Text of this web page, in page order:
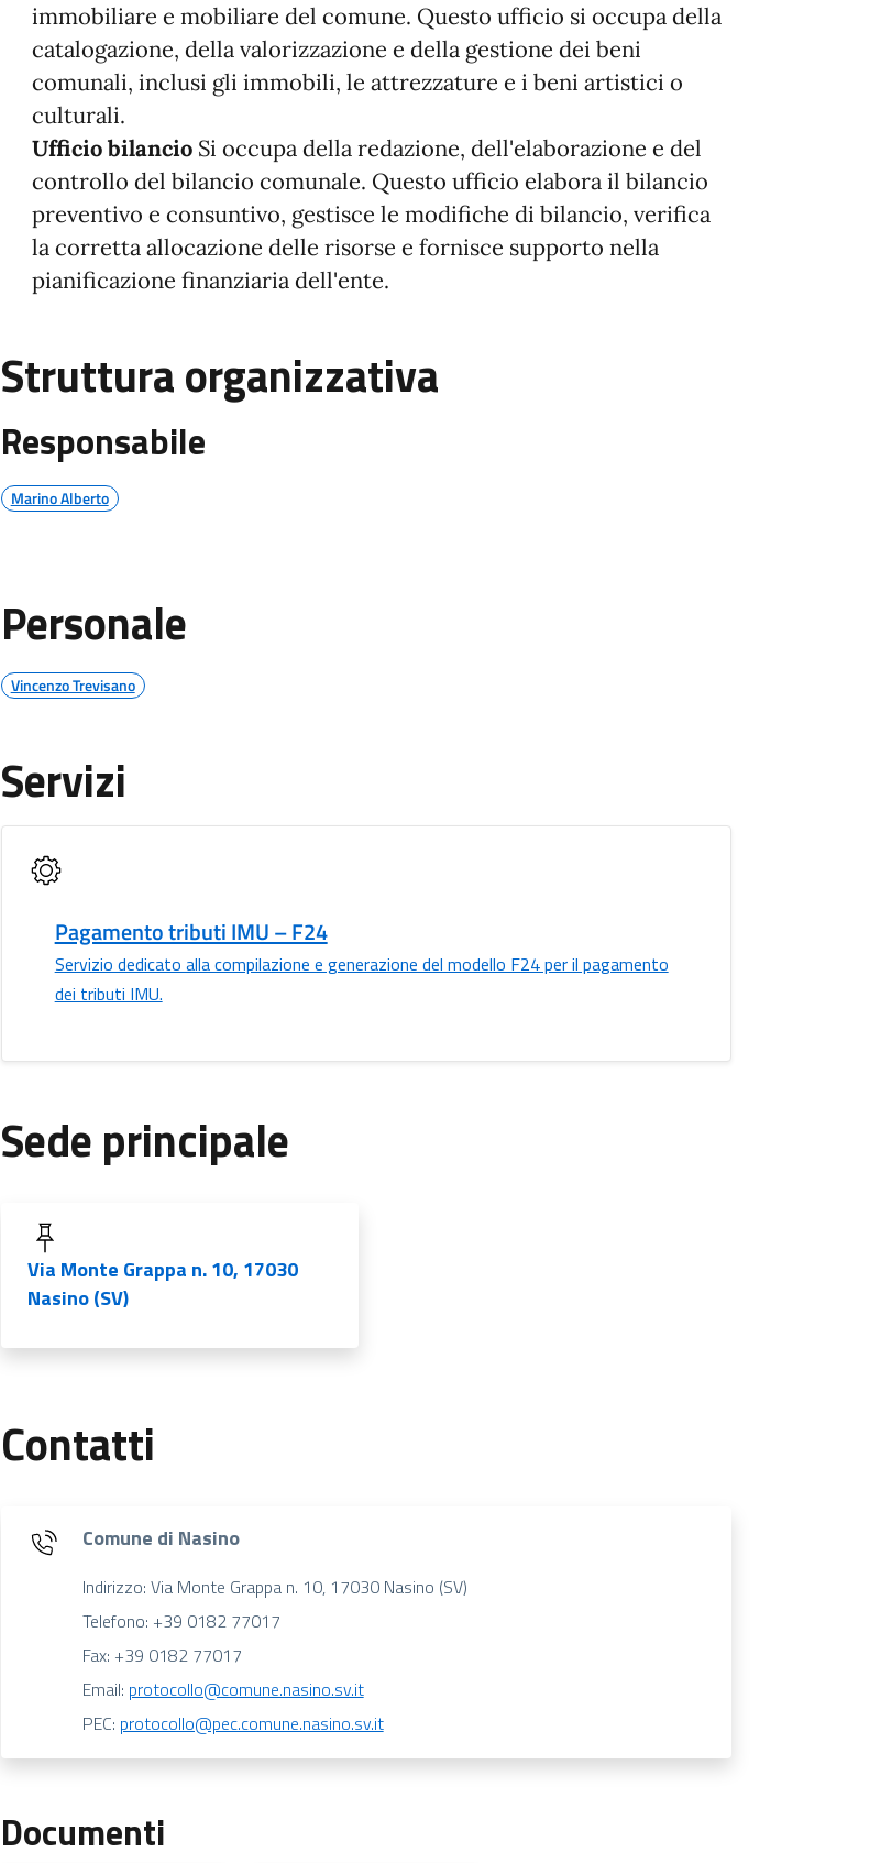
immobiliare e mobiliare del comune. Questo ufficio si occupa della
catalogazione, della valorizzazione e della gestione dei beni
comunali, inclusi gli immobili, le attrezzature e i beni artistici o
culturali.
Ufficio bilancio Si occupa della redazione, dell'elaborazione e del
controllo del bilancio comunale. Questo ufficio elabora il bilancio
preventivo e consuntivo, gestisce le modifiche di bilancio, verifica
la corretta allocazione delle risorse e fornisce supporto nella
pianificazione finanziaria dell'ente.
Struttura organizzativa
Responsabile
Marino Alberto
Personale
Vincenzo Trevisano
Servizi
Pagamento tributi IMU – F24
Servizio dedicato alla compilazione e generazione del modello F24 per il pagamento
dei tributi IMU.
Sede principale
Via Monte Grappa n. 10, 17030
Nasino (SV)
Contatti
Comune di Nasino
Indirizzo: Via Monte Grappa n. 10, 17030 Nasino (SV)
Telefono: +39 0182 77017
Fax: +39 0182 77017
Email: protocollo@comune.nasino.sv.it
PEC: protocollo@pec.comune.nasino.sv.it
Documenti